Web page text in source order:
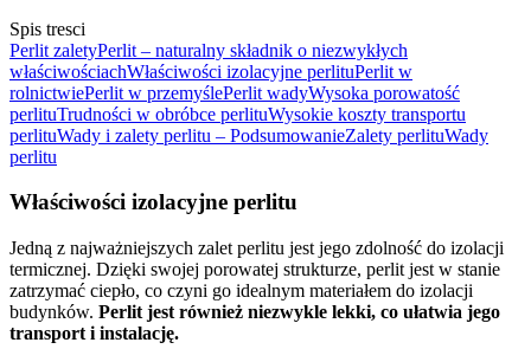
Spis tresci
Perlit zaletyPerlit – naturalny składnik o niezwykłych
właściwościachWłaściwości izolacyjne perlituPerlit w
rolnictwiePerlit w przemyślePerlit wadyWysoka porowatość
perlituTrudności w obróbce perlituWysokie koszty transportu
perlituWady i zalety perlitu – PodsumowanieZalety perlituWady
perlitu
Właściwości izolacyjne perlitu
Jedną z najważniejszych zalet perlitu jest jego zdolność do izolacji
termicznej. Dzięki swojej porowatej strukturze, perlit jest w stanie
zatrzymać ciepło, co czyni go idealnym materiałem do izolacji
budynków. Perlit jest również niezwykle lekki, co ułatwia jego
transport i instalację.